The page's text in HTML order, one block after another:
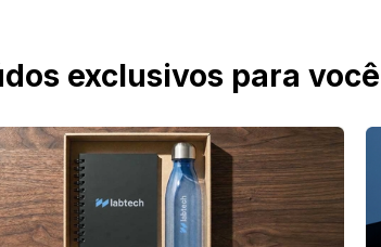
exclusivos para você